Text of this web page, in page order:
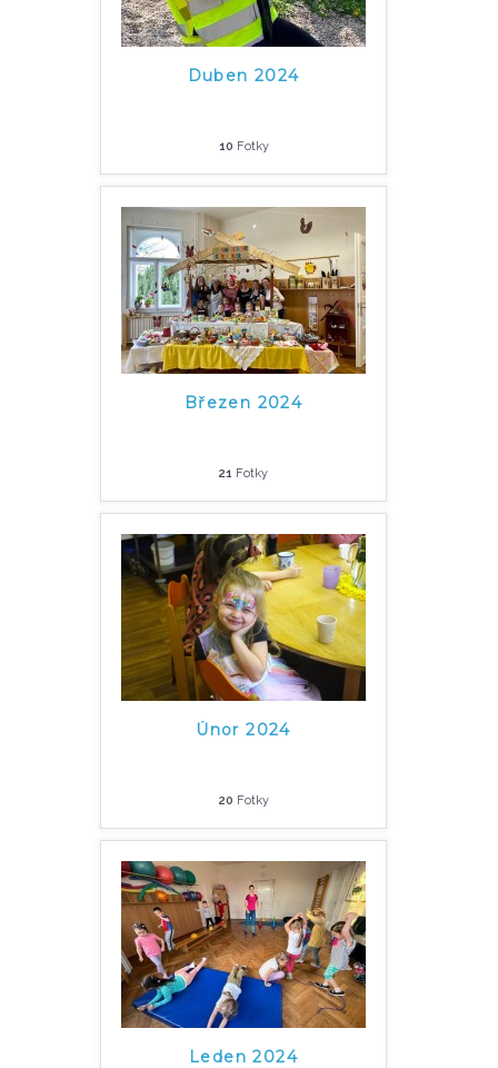
Duben 2024
10 Fotky
Březen 2024
21 Fotky
Únor 2024
20 Fotky
Leden 2024